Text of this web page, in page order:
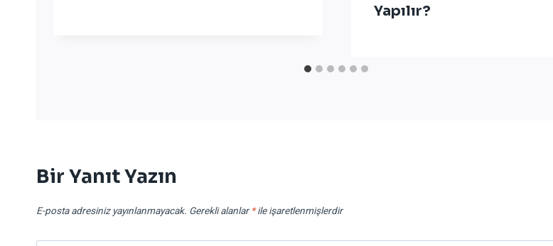
Yapılır?
Bir Yanıt Yazın
E-posta adresiniz yayınlanmayacak. Gerekli alanlar *ile işaretlenmişlerdir